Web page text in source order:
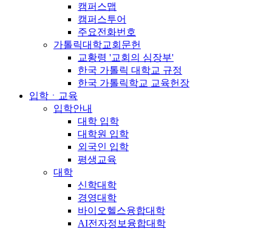
캠퍼스맵
캠퍼스투어
주요전화번호
가톨릭대학교회문헌
교황령 '교회의 심장부'
한국 가톨릭 대학교 규정
한국 가톨릭학교 교육헌장
입학ㆍ교육
입학안내
대학 입학
대학원 입학
외국인 입학
평생교육
대학
신학대학
경영대학
바이오헬스융합대학
AI전자정보융합대학